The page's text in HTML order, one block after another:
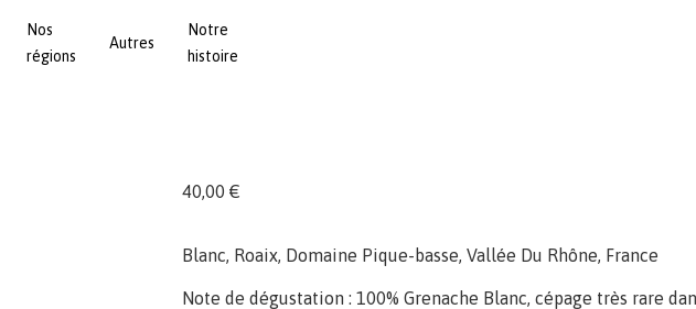
Nos
régions
Autres
Notre
histoire
40,00 €
Blanc, Roaix, Domaine Pique-basse, Vallée Du Rhône, France
Note de dégustation : 100% Grenache Blanc, cépage très rare